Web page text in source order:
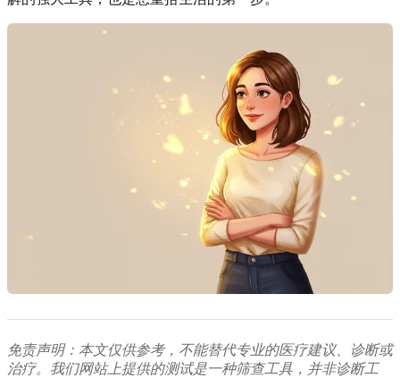
免责声明：本文仅供参考，不能替代专业的医疗建议、诊断或
治疗。我们网站上提供的测试是一种筛查工具，并非诊断工